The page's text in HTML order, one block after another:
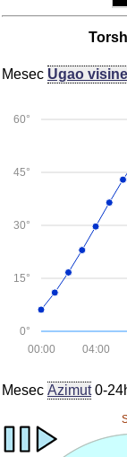
Mesec Ugao visine
0°
15°
30°
45°
60°
04:00
00:00
Mesec Azimut0-